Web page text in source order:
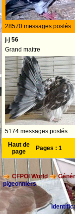
28570 messages postés
j-j 56
Grand maitre
5174 messages postés
Haut de
page
Pages : 1
CFPOI World
pigeonniers